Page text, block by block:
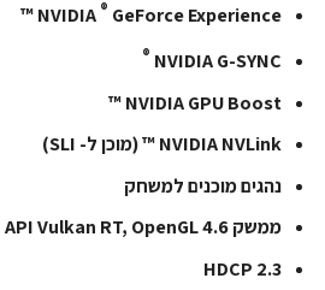
NVIDIA ® GeForce Experience ™
NVIDIA G-SYNC
®
NVIDIA GPU Boost ™
NVIDIA NVLink ™ (מוכן ל- SLI)
נהגים מוכנים למשחק
ממשק API Vulkan RT, OpenGL 4.6
HDCP 2.3